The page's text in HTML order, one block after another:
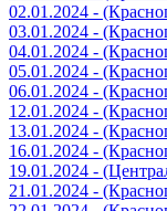
02.01.2024 -
03.01.2024 -
04.01.2024 -
05.01.2024 -
06.01.2024 -
12.01.2024 -
13.01.2024 -
16.01.2024 -
19.01.2024 -
21.01.2024 -